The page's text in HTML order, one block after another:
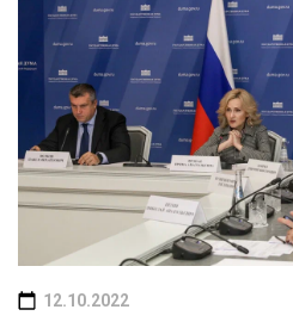
12.10.2022